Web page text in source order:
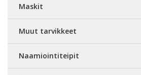
Maskit
Muut tarvikkeet
Naamiointiteipit